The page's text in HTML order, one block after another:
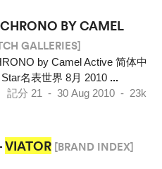
CHRONO BY CAMEL
GALLERIES]
by Camel Active 简体中
名表世界 8月 2010 ...
記分 21 - 30 Aug 2010 - 23k
VIATOR [BRAND INDEX]